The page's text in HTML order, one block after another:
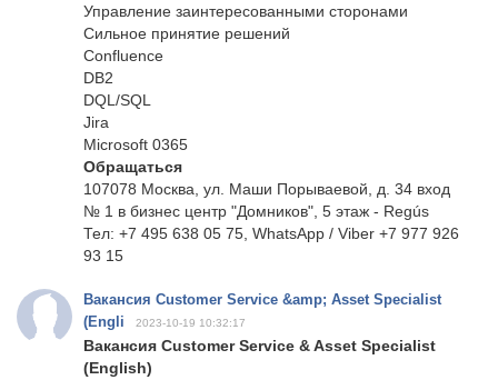
Управление заинтересованными сторонами
Сильное принятие решений
Confluence
DB2
DQL/SQL
Jira
Microsoft 0365
Обращаться
107078 Москва, ул. Маши Порываевой, д. 34 вход
№ 1 в бизнес центр "Домников", 5 этаж - Regús
Тел: +7 495 638 05 75, WhatsApp / Viber +7 977 926
93 15
Вакансия Customer Service &amp; Asset Specialist
(Engli
2023-10-19 10:32:17
Вакансия Customer Service & Asset Specialist
(English)